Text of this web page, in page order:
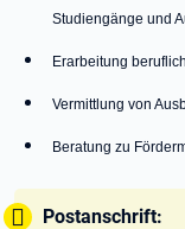
Studiengänge und
Erarbeitung
Vermittlung von
Beratung zu
Tipp:
Postanschrift: